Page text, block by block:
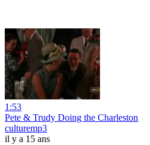
1:53
Pete & Trudy Doing the Charleston
culturemp3
il y a 15 ans